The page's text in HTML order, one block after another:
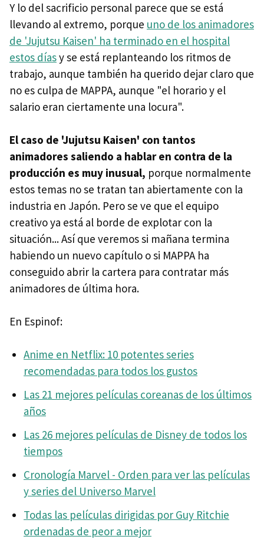
Y lo del sacrificio personal parece que se está
llevando al extremo, porque uno de los animadores
de 'Jujutsu Kaisen' ha terminado en el hospital
estos díasy se está replanteando los ritmos de
trabajo, aunque también ha querido dejar claro que
no es culpa de MAPPA, aunque "el horario y el
salario eran ciertamente una locura".
El caso de 'Jujutsu Kaisen' con tantos
animadores saliendo a hablar en contra de la
producción es muy inusual, porque normalmente
estos temas no se tratan tan abiertamente con la
industria en Japón. Pero se ve que el equipo
creativo ya está al borde de explotar con la
situación... Así que veremos si mañana termina
habiendo un nuevo capítulo o si MAPPA ha
conseguido abrir la cartera para contratar más
animadores de última hora.
En Espinof:
Anime en Netflix: 10 potentes series
recomendadas para todos los gustos
Las 21 mejores películas coreanas de los últimos
años
Las 26 mejores películas de Disney de todos los
tiempos
Cronología Marvel - Orden para ver las películas
y series del Universo Marvel
Todas las películas dirigidas por Guy Ritchie
ordenadas de peor a mejor